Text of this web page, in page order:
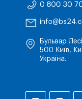
0 800 30
Бульвар
500 Київ,
Україна.